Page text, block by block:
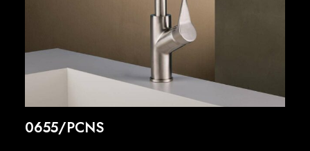
0655/PCNS